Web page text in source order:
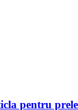
pentru